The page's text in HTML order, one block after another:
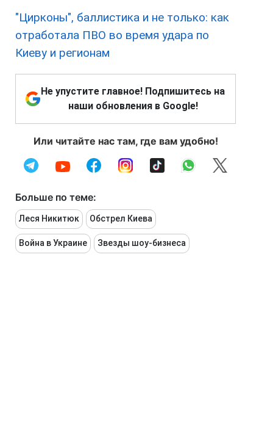
"Цирконы", баллистика и не только: как
отработала ПВО во время удара по
Киеву и регионам
Не упустите главное! Подпишитесь на
наши обновления в Google!
Или читайте нас там, где вам удобно!
Больше по теме:
Леся Никитюк Обстрел Киева
Война в Украине Звезды шоу-бизнеса